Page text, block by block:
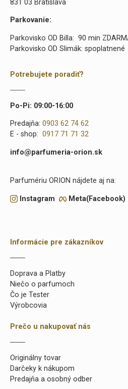
831 03 Bratislava
Parkovanie:
Parkovisko OD Billa: 90 min
Parkovisko OD Slimák: spoplatnené
Potrebujete poradiť?
Po-Pi: 09:00-16:00
Predajňa: 0903 62 74 62
E - shop: 0917 71 71 32
info@parfumeria-orion.sk
Parfumériu ORION nájdete aj na:
Instagram Meta(Facebook)
Informácie pre zákazníkov
Doprava a Platby
Niečo o parfumoch
Čo je Tester
Výrobcovia
Prečo u nakupovať nás
Originálny tovar
Darčeky k nákupom
Predajňa a osobný odber